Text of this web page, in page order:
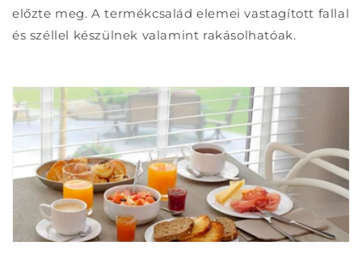
előzte meg. A termékcsalád elemei vastagított fallal
és széllel készülnek valamint rakásolhatóak.